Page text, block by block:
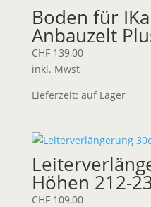
Boden für
Anbauzelt
CHF139,00
inkl. Mwst
Lieferzeit: auf Lager
Höhen 212-
CHF109,00